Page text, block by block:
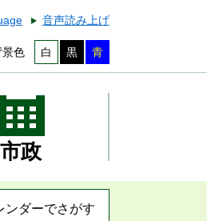
音声読み上げ
景色 白 黒 青
市政
ンダーでさがす